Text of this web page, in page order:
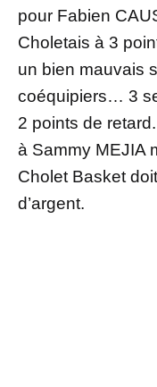
pour Fabien
Choletais à 3
un bien mauvais
coéquipiers… 3
2 points de
à Sammy MEJIA
Cholet Basket
d’argent.